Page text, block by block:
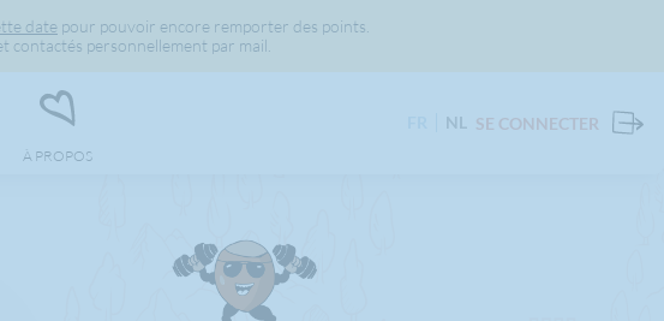
date pour pouvoir encore remporter des points.
contactés personnellement par mail.
À PROPOS
NL SE CONNECTER